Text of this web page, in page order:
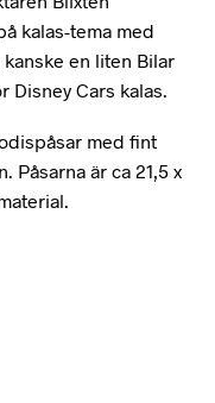
kalas-tema med
en liten Bilar
Disney Cars kalas.
med fint
Påsarna är ca 21,5 x